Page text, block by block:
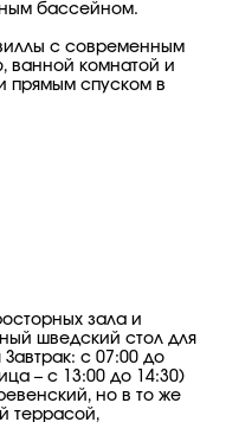
бассейном.
с современным
ванной комнатой и
прямым спуском в
зала и
шведский стол для
с 07:00 до
– с 13:00 до 14:30)
но в то же
террасой,